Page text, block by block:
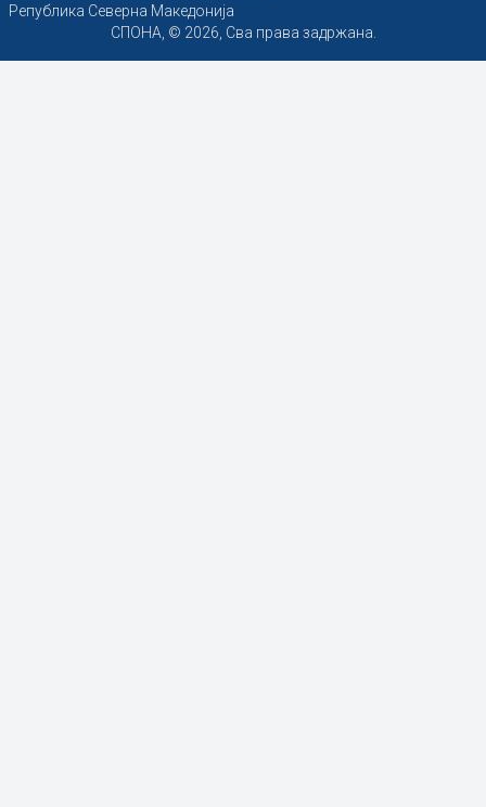
Република Северна Македонија
СПОНА, © 2026, Сва права задржана.